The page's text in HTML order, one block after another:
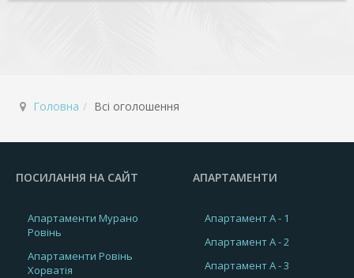
Головна Всі оголошення
ПОСИЛАННЯ НА САЙТ
Апартаменти Мурано
Ровінь
Апартаменти Ровінь
Хорватія
АПАРТАМЕНТИ
Апартамент A - 1
Апартамент A - 2
Апартамент A - 3